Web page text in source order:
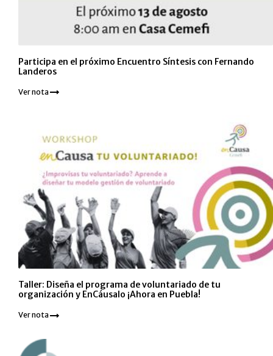
Participa en el próximo Encuentro Síntesis con Fernando
Landeros
Ver nota
Taller: Diseña el programa de voluntariado de tu
organización y EnCáusalo ¡Ahora en Puebla!
Ver nota